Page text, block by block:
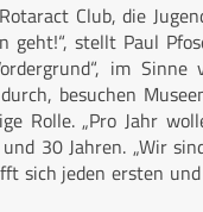
Club, die
stellt Paul
im
besuchen
Rolle. „Pro Jahr
30 Jahren. „Wir
sich jeden ersten